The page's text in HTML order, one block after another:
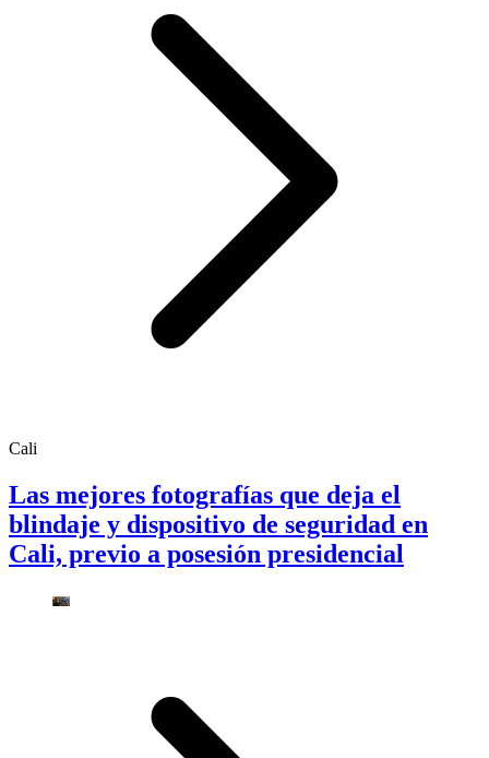
Cali
Las mejores fotografías que deja el
blindaje y dispositivo de seguridad en
Cali, previo a posesión presidencial